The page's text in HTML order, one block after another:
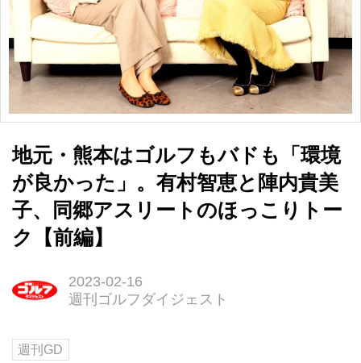
地元・熊本はゴルフもバドも「環境
が良かった」。有村智恵と陣内貴美
子、同郷アスリートのほっこりトー
ク【前編】
2023-02-16
週刊ゴルフダイジェスト
週刊GD